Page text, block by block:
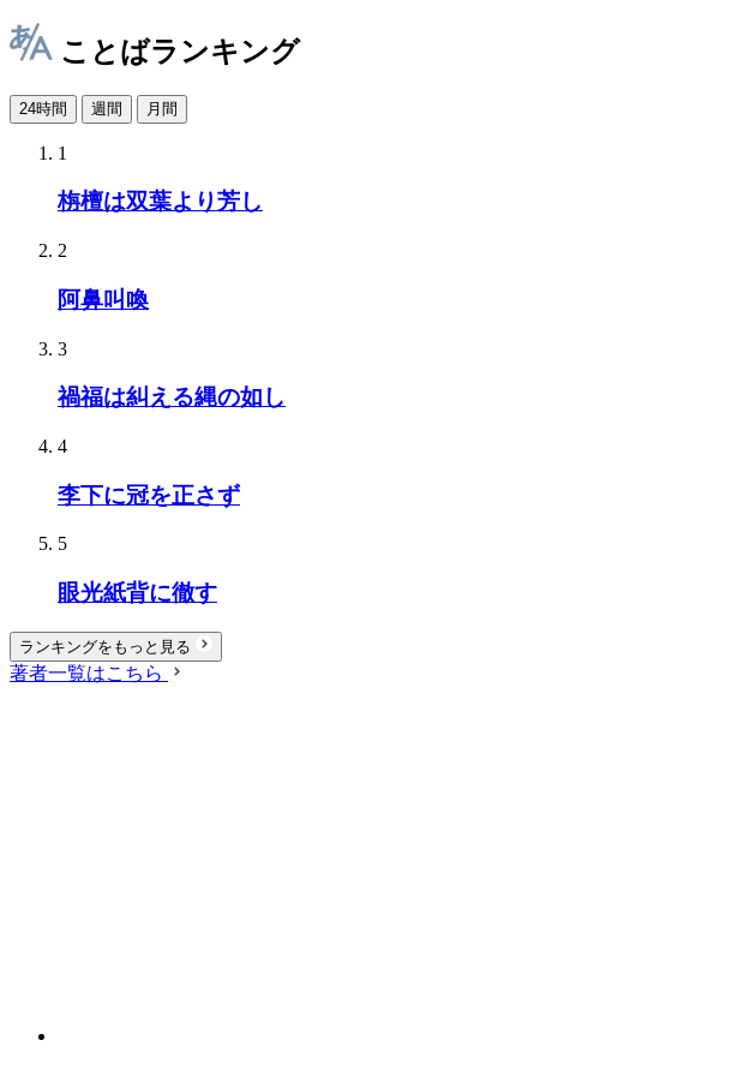
ことばランキング
24時間 週間 月間
1
栴檀は双葉より芳し
2
阿鼻叫喚
3
禍福は糾える縄の如し
4
李下に冠を正さず
5
眼光紙背に徹す
ランキングをもっと見る
著者一覧はこちら